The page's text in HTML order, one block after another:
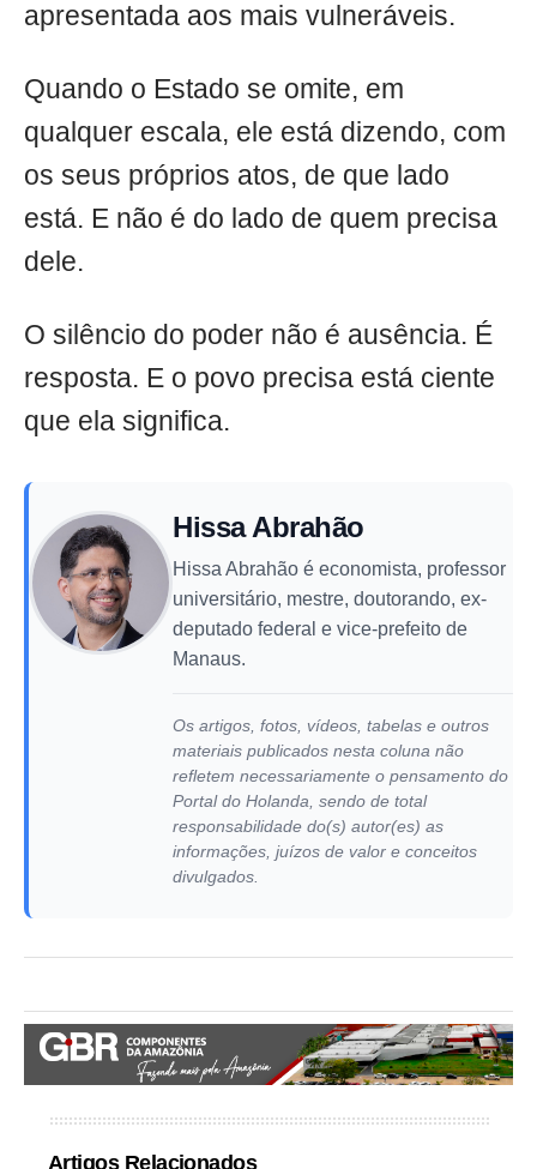
apresentada aos mais vulneráveis.
Quando o Estado se omite, em
qualquer escala, ele está dizendo, com
os seus próprios atos, de que lado
está. E não é do lado de quem precisa
dele.
O silêncio do poder não é ausência. É
resposta. E o povo precisa está ciente
que ela significa.
Hissa Abrahão
Hissa Abrahão é economista, professor
universitário, mestre, doutorando, ex-
deputado federal e vice-prefeito de
Manaus.
Os artigos, fotos, vídeos, tabelas e outros
materiais publicados nesta coluna não
refletem necessariamente o pensamento do
Portal do Holanda, sendo de total
responsabilidade do(s) autor(es) as
informações, juízos de valor e conceitos
divulgados.
Artigos Relacionados